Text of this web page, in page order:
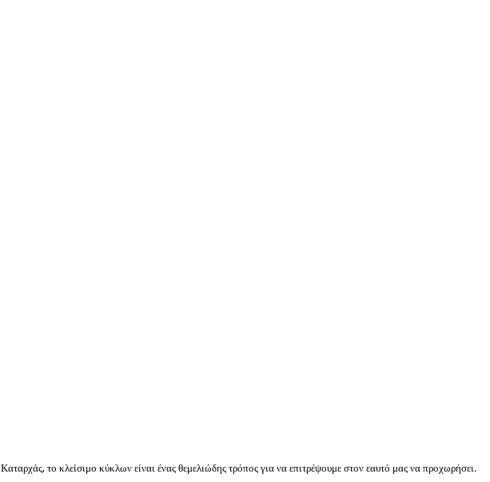
Καταρχάς, το κλείσιμο κύκλων είναι ένας θεμελιώδης τρόπος για να επιτρέψουμε στον εαυτό μας να προχωρήσει.